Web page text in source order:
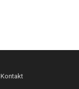
Kontakt